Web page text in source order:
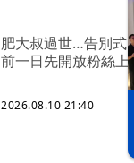
肥大叔過世…告別
前一日先開放粉絲上
2026.08.10 21:40